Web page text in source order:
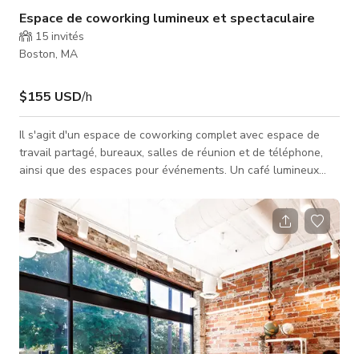
Espace de coworking lumineux et spectaculaire
15 invités
Boston, MA
$155 USD/h
Il s'agit d'un espace de coworking complet avec espace de
travail partagé, bureaux, salles de réunion et de téléphone,
ainsi que des espaces pour événements. Un café lumineux
plein air sur notre magnifique patio partagé. Les
caractéristiques incluent mobilier ergonomique, technologie et
audiovisuel intégrés, personnel de gestion amical et
professionnel, et un environnement beau et inspirant. Options
de stationnement Park